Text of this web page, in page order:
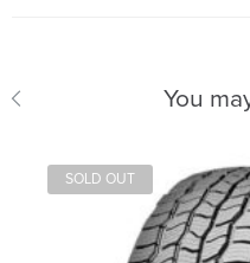
You
SOLD OUT